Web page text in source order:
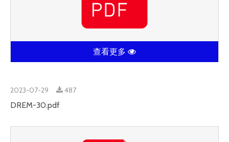
查看更多
2023-07-29 487
DREM-30.pdf